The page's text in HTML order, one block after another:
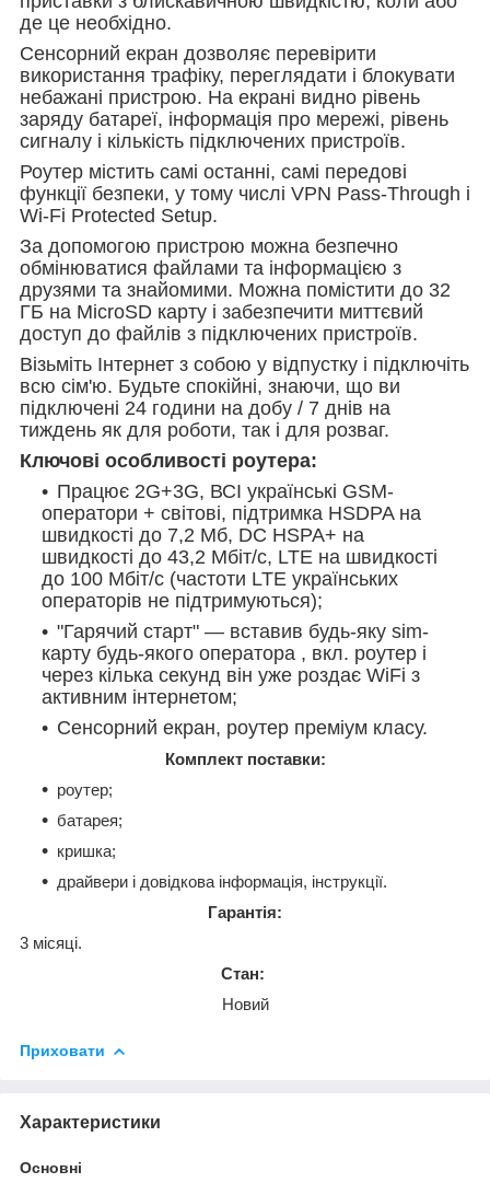
де це необхідно.
Сенсорний екран дозволяє перевірити
використання трафіку, переглядати і блокувати
небажані пристрою. На екрані видно рівень
заряду батареї, інформація про мережі, рівень
сигналу і кількість підключених пристроїв.
Роутер містить самі останні, самі передові
функції безпеки, у тому числі VPN Pass-Through і
Wi-Fi Protected Setup.
За допомогою пристрою можна безпечно
обмінюватися файлами та інформацією з
друзями та знайомими. Можна помістити до 32
ГБ на MicroSD карту і забезпечити миттєвий
доступ до файлів з підключених пристроїв.
Візьміть Інтернет з собою у відпустку і підключіть
всю сім'ю. Будьте спокійні, знаючи, що ви
підключені 24 години на добу / 7 днів на
тиждень як для роботи, так і для розваг.
Ключові особливості роутера:
Працює 2G+3G, ВСІ українські GSM-
оператори + світові, підтримка HSDPA на
швидкості до 7,2 Мб, DC HSPA+ на
швидкості до 43,2 Мбіт/с, LTE на швидкості
до 100 Мбіт/с (частоти LTE українських
операторів не підтримуються);
"Гарячий старт" ― вставив будь-яку sim-
карту будь-якого оператора , вкл. роутер і
через кілька секунд він уже роздає WiFi з
активним інтернетом;
Сенсорний екран, роутер преміум класу.
Комплект поставки:
роутер;
батарея;
кришка;
драйвери і довідкова інформація, інструкції.
Гарантія:
3 місяці.
Стан:
Новий
Приховати
Характеристики
Основні